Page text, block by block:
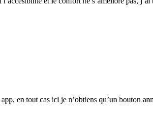
en tout cas ici je n’obtiens qu’un bouton